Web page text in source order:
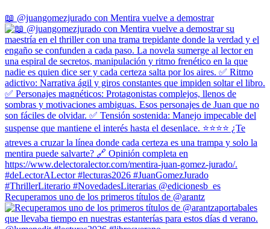
📖 @juangomezjurado con Mentira vuelve a demostrar
Recuperamos uno de los primeros títulos de @arantz